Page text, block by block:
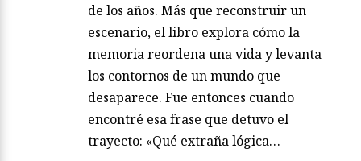
de los años. Más que reconstruir un
escenario, el libro explora cómo la
memoria reordena una vida y levanta
los contornos de un mundo que
desaparece. Fue entonces cuando
encontré esa frase que detuvo el
trayecto: «Qué extraña lógica…